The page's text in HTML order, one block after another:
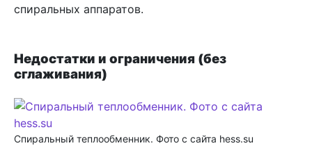
спиральных аппаратов.
Недостатки и ограничения (без
сглаживания)
Спиральный теплообменник. Фото с сайта hess.su